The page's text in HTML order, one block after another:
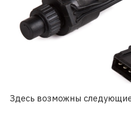
Здесь возможны